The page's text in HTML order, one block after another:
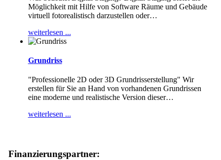
Möglichkeit mit Hilfe von Software Räume und Gebäude
virtuell fotorealistisch darzustellen oder…
weiterlesen ...
Grundriss
"Professionelle 2D oder 3D Grundrisserstellung" Wir
erstellen für Sie an Hand von vorhandenen Grundrissen
eine moderne und realistische Version dieser…
weiterlesen ...
Finanzierungspartner: